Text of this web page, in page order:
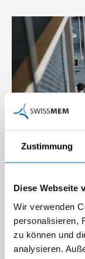
Zustimmung
Diese Webseite
Wir verwenden
personalisieren,
zu können und
analysieren.